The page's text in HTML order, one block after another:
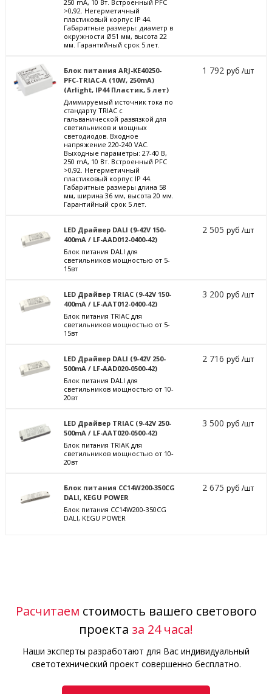
250 mА, 10 Вт. Встроенный PFC
>0,92. Негерметичный
пластиковый корпус IP 44.
Габаритные размеры: диаметр в
окружности Ø51 мм, высота 22
мм. Гарантийный срок 5 лет.
Блок питания ARJ-KE40250-
PFC-TRIAC-A (10W, 250mA)
(Arlight, IP44 Пластик, 5 лет)
Диммируемый источник тока по
стандарту TRIAC с
гальванической развязкой для
светильников и мощных
светодиодов. Входное
напряжение 220-240 VAC.
Выходные параметры: 27-40 В,
250 mА, 10 Вт. Встроенный PFC
>0,92. Негерметичный
пластиковый корпус IP 44.
Габаритные размеры длина 58
мм, ширина 36 мм, высота 20 мм.
Гарантийный срок 5 лет.
1 792руб /шт
LED Драйвер DALI (9-42V 150-
400mA / LF-AAD012-0400-42)
Блок питания DALI для
светильников мощностью от 5-
15вт
2 505руб /шт
LED Драйвер TRIAC (9-42V 150-
400mA / LF-AAT012-0400-42)
Блок питания TRIAC для
светильников мощностью от 5-
15вт
3 200руб /шт
LED Драйвер DALI (9-42V 250-
500mA / LF-AAD020-0500-42)
Блок питания DALI для
светильников мощностью от 10-
20вт
2 716руб /шт
LED Драйвер TRIAC (9-42V 250-
500mA / LF-AAT020-0500-42)
Блок питания TRIAK для
светильников мощностью от 10-
20вт
3 500руб /шт
Блок питания CC14W200-350CG
DALI, KEGU POWER
Блок питания CC14W200-350CG
DALI, KEGU POWER
2 675руб /шт
Расчитаем стоимость вашего светового
проекта за 24 часа!
Наши эксперты разработают для Вас индивидуальный
светотехнический проект совершенно бесплатно.